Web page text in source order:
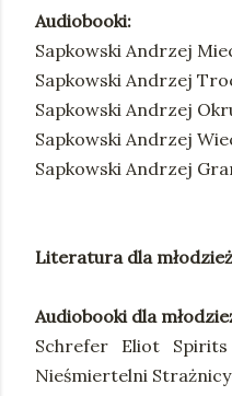
Audiobooki:
Sapkowski Andrzej
Sapkowski Andrzej
Sapkowski Andrzej
Sapkowski Andrzej
Sapkowski Andrzej
Literatura dla
Audiobooki dla
Schrefer Eliot Spirits
Nieśmiertelni Strażnicy